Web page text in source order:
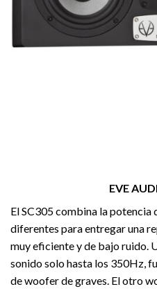
EVE
El SC305 combina la
diferentes para entregar una
muy eficiente y de bajo ruido.
sonido solo hasta los 350Hz,
de woofer de graves. El otro